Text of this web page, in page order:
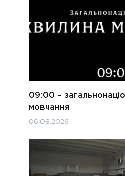
09:00 –
мовчання
06.08.2026